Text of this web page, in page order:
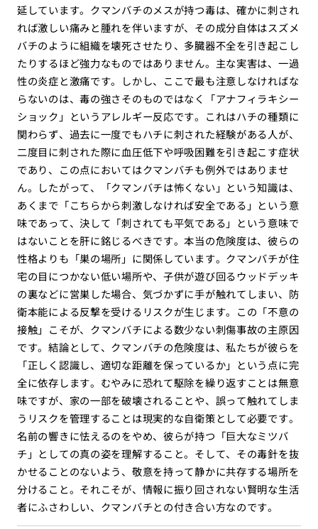
延しています。クマンバチのメスが持つ毒は、確かに刺され
れば激しい痛みと腫れを伴いますが、その成分自体はスズメ
バチのように組織を壊死させたり、多臓器不全を引き起こし
たりするほど強力なものではありません。主な実害は、一過
性の炎症と激痛です。しかし、ここで最も注意しなければな
らないのは、毒の強さそのものではなく「アナフィラキシー
ショック」というアレルギー反応です。これはハチの種類に
関わらず、過去に一度でもハチに刺された経験がある人が、
二度目に刺された際に血圧低下や呼吸困難を引き起こす症状
であり、この点においてはクマンバチも例外ではありませ
ん。したがって、「クマンバチは怖くない」という知識は、
あくまで「こちらから刺激しなければ安全である」という意
味であって、決して「刺されても平気である」という意味で
はないことを肝に銘じるべきです。本当の危険度は、彼らの
性格よりも「巣の場所」に関係しています。クマンバチが住
宅の目につかない低い場所や、子供が遊び回るウッドデッキ
の裏などに営巣した場合、気づかずに手が触れてしまい、防
衛本能による反撃を受けるリスクが生じます。この「不意の
接触」こそが、クマンバチによる数少ない刺傷事故の主原因
です。結論として、クマンバチの危険度は、私たちが彼らを
「正しく認識し、適切な距離を保っているか」という点に完
全に依存します。むやみに恐れて駆除を繰り返すことは無意
味ですが、家の一部を破壊されることや、誤って触れてしま
うリスクを管理することは現実的な自衛策として必要です。
名前の響きに怯えるのをやめ、彼らが持つ「巨大なミツバ
チ」としての真の姿を理解すること。そして、その毒針を抜
かせることのないよう、敬意を持って静かに共存する場所を
分けること。それこそが、情報に振り回されない賢明な生活
者にふさわしい、クマンバチとの付き合い方なのです。